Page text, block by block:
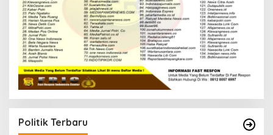
Politik Terbaru